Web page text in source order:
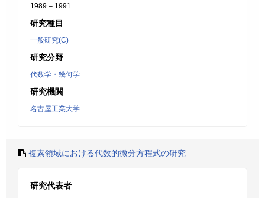
1989 – 1991
研究種目
一般研究(C)
研究分野
代数学・幾何学
研究機関
名古屋工業大学
複素領域における代数的微分方程式の研究
研究代表者